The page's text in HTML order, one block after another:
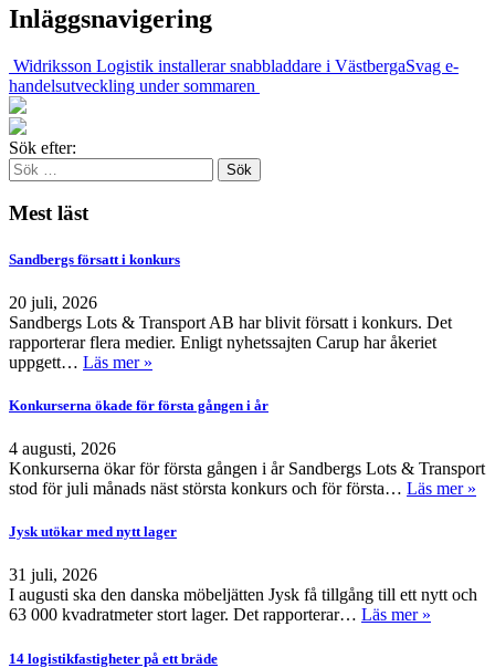
Inläggsnavigering
Widriksson Logistik installerar snabbladdare i VästbergaSvag e-
handelsutveckling under sommaren
Sök efter:
Mest läst
Sandbergs försatt i konkurs
20 juli, 2026
Sandbergs Lots & Transport AB har blivit försatt i konkurs. Det
rapporterar flera medier. Enligt nyhetssajten Carup har åkeriet
uppgett… Läs mer »
Konkurserna ökade för första gången i år
4 augusti, 2026
Konkurserna ökar för första gången i år Sandbergs Lots & Transport
stod för juli månads näst största konkurs och för första… Läs mer »
Jysk utökar med nytt lager
31 juli, 2026
I augusti ska den danska möbeljätten Jysk få tillgång till ett nytt och
63 000 kvadratmeter stort lager. Det rapporterar… Läs mer »
14 logistikfastigheter på ett bräde